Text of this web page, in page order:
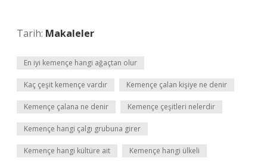
Tarih: Makaleler
En iyi kemençe hangi ağaçtan olur
Kaç çeşit kemençe vardır Kemençe çalan kişiye ne denir
Kemençe çalana ne denir Kemençe çeşitleri nelerdir
Kemençe hangi çalgı grubuna girer
Kemençe hangi kültüre ait Kemençe hangi ülkeli